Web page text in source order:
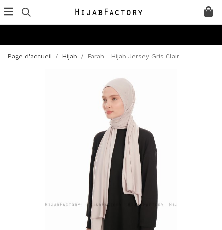
Page d'accueil / Hijab / Farah - Hijab Jersey Gris Clair